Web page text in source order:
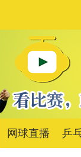
网球直播 乒